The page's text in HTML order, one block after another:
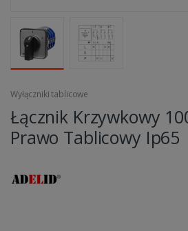
Wyłączniki tablicowe
Łącznik Krzywkowy
Prawo Tablicowy Ip65